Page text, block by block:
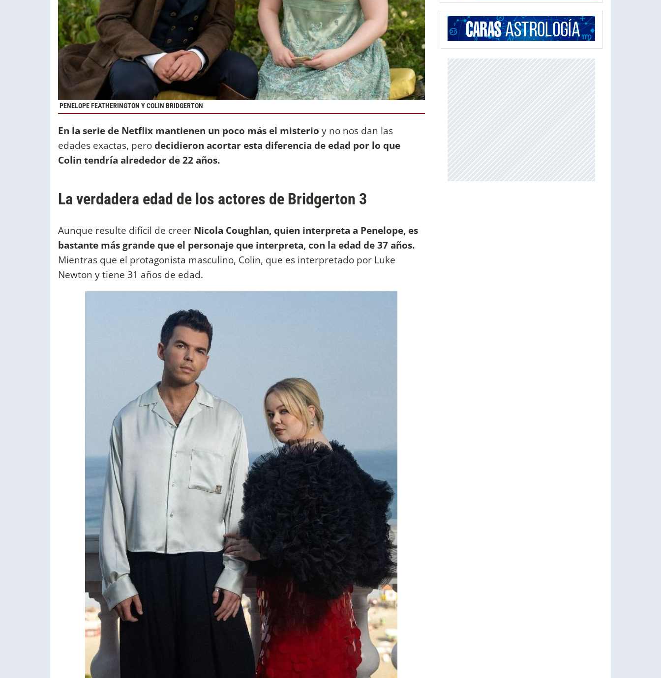
PENELOPE FEATHERINGTON Y COLIN BRIDGERTON
En la serie de Netflix mantienen un poco más el misterio y no nos dan las
edades exactas, perodecidieron acortar esta diferencia de edad por lo que
Colin tendría alrededor de 22 años.
La verdadera edad de los actores de Bridgerton 3
Aunque resulte difícil de creer Nicola Coughlan, quien interpreta a Penelope, es
bastante más grande que el personaje que interpreta, con la edad de 37 años.
Mientras que el protagonista masculino, Colin, que es interpretado por Luke
Newton y tiene 31 años de edad.